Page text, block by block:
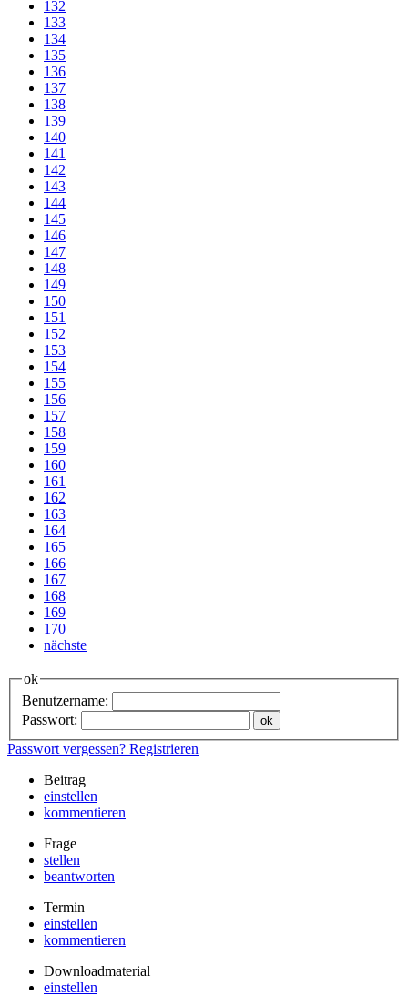
132
133
134
135
136
137
138
139
140
141
142
143
144
145
146
147
148
149
150
151
152
153
154
155
156
157
158
159
160
161
162
163
164
165
166
167
168
169
170
nächste
ok
Benutzername:
Passwort:
Passwort vergessen? Registrieren
Beitrag
einstellen
kommentieren
Frage
stellen
beantworten
Termin
einstellen
kommentieren
Downloadmaterial
einstellen